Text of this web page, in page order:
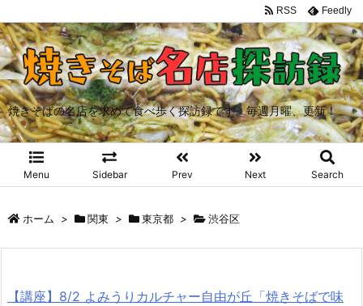
焼きそばの名店を求めて食べ歩く探訪録です。毎週月曜、更新！
Menu Sidebar Prev Next Search
RSS Feedly
ホーム > 関東 > 東京都 > 渋谷区
【講座】8/2 よみうりカルチャー自由が丘「焼きそばで味